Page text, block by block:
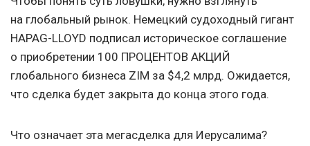
на глобальный рынок. Немецкий судоходный гигант
HAPAG-LLOYD подписал историческое соглашение
о приобретении 100 ПРОЦЕНТОВ АКЦИЙ
глобального бизнеса ZIM за $4,2 млрд. Ожидается,
что сделка будет закрыта до конца этого года.
Что означает эта мегасделка для Иерусалима?